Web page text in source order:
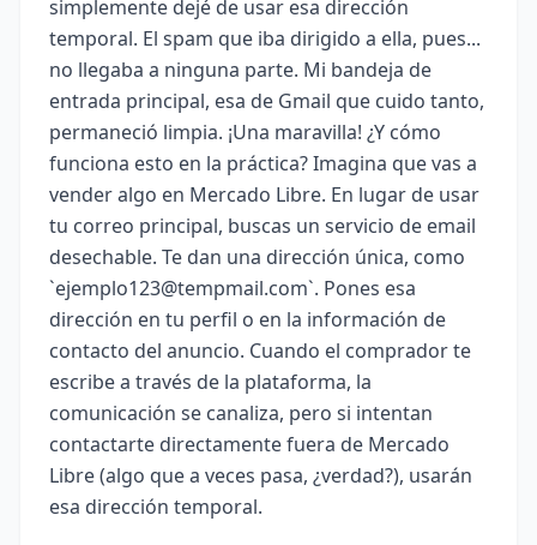
simplemente dejé de usar esa dirección
temporal. El spam que iba dirigido a ella, pues...
no llegaba a ninguna parte. Mi bandeja de
entrada principal, esa de Gmail que cuido tanto,
permaneció limpia. ¡Una maravilla! ¿Y cómo
funciona esto en la práctica? Imagina que vas a
vender algo en Mercado Libre. En lugar de usar
tu correo principal, buscas un servicio de email
desechable. Te dan una dirección única, como
`ejemplo123@tempmail.com`. Pones esa
dirección en tu perfil o en la información de
contacto del anuncio. Cuando el comprador te
escribe a través de la plataforma, la
comunicación se canaliza, pero si intentan
contactarte directamente fuera de Mercado
Libre (algo que a veces pasa, ¿verdad?), usarán
esa dirección temporal.